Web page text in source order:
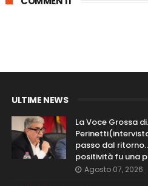
ULTIME NEWS
La Voce Grossa
passo dal
positività fu una
Agosto 07, 2026